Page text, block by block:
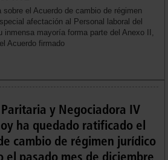
sobre el Acuerdo de cambio de régimen
afectación al Personal laboral del
inmensa mayoría forma parte del Anexo II,
Acuerdo firmado
y Negociadora IV
ha quedado ratificado el
cambio de régimen jurídico
el pasado mes de diciembre